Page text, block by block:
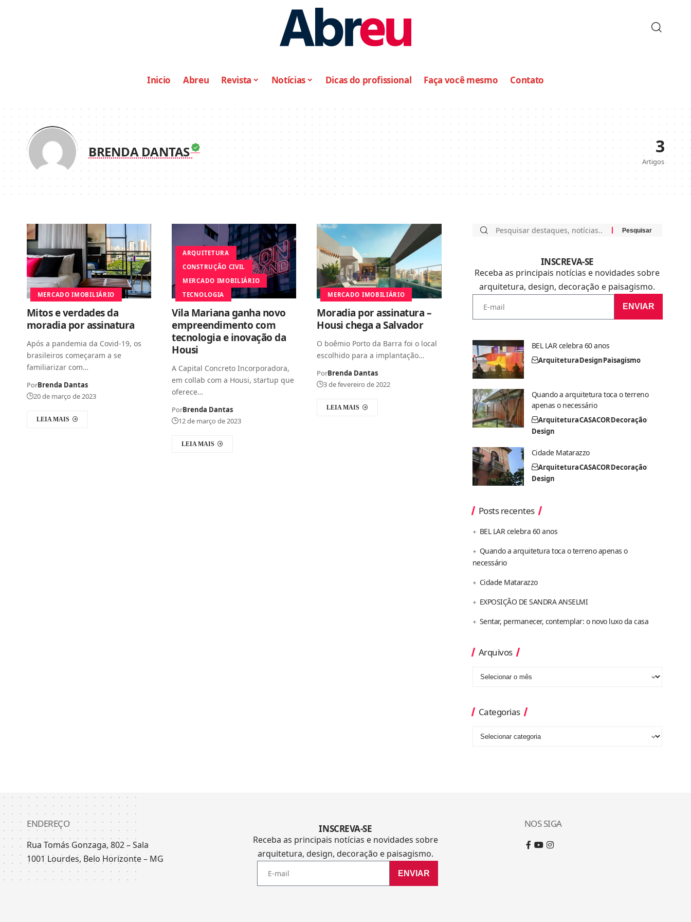
Inicio Abreu Revista Notícias Dicas do profissional Faça você mesmo Contato
BRENDA DANTAS 3
Artigos
MERCADO IMOBILIÁRIO
Mitos e verdades da
moradia por assinatura
Após a pandemia da Covid-19, os
brasileiros começaram a se
familiarizar com…
PorBrenda Dantas
20 de março de 2023
LEIA MAIS
ARQUITETURA
CONSTRUÇÃO CIVIL
MERCADO IMOBILIÁRIO
TECNOLOGIA
Vila Mariana ganha novo
empreendimento com
tecnologia e inovação da
Housi
A Capital Concreto Incorporadora,
em collab com a Housi, startup que
oferece…
PorBrenda Dantas
12 de março de 2023
LEIA MAIS
MERCADO IMOBILIÁRIO
Moradia por assinatura –
Housi chega a Salvador
O boêmio Porto da Barra foi o local
escolhido para a implantação…
PorBrenda Dantas
3 de fevereiro de 2022
LEIA MAIS
INSCREVA-SE
Receba as principais notícias e novidades sobre
arquitetura, design, decoração e paisagismo.
ENVIAR
BEL LAR celebra 60 anos
ArquiteturaDesignPaisagismo
Quando a arquitetura toca o terreno
apenas o necessário
ArquiteturaCASACORDecoração
Design
Cidade Matarazzo
ArquiteturaCASACORDecoração
Design
Posts recentes
BEL LAR celebra 60 anos
Quando a arquitetura toca o terreno apenas o
necessário
Cidade Matarazzo
EXPOSIÇÃO DE SANDRA ANSELMI
Sentar, permanecer, contemplar: o novo luxo da casa
Arquivos
Categorias
ENDEREÇO
Rua Tomás Gonzaga, 802 – Sala
1001 Lourdes, Belo Horizonte – MG
INSCREVA-SE
Receba as principais notícias e novidades sobre
arquitetura, design, decoração e paisagismo.
ENVIAR
NOS SIGA